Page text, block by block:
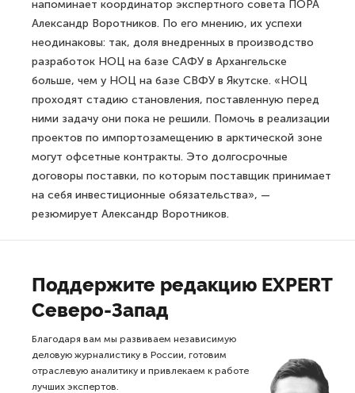
напоминает координатор экспертного совета ПОРА
Александр Воротников. По его мнению, их успехи
неодинаковы: так, доля внедренных в производство
разработок НОЦ на базе САФУ в Архангельске
больше, чем у НОЦ на базе СВФУ в Якутске. «НОЦ
проходят стадию становления, поставленную перед
ними задачу они пока не решили. Помочь в реализации
проектов по импортозамещению в арктической зоне
могут офсетные контракты. Это долгосрочные
договоры поставки, по которым поставщик принимает
на себя инвестиционные обязательства», —
резюмирует Александр Воротников.
Поддержите редакцию EXPERT
Северо-Запад
Благодаря вам мы развиваем независимую
деловую журналистику в России, готовим
отраслевую аналитику и привлекаем к работе
лучших экспертов.